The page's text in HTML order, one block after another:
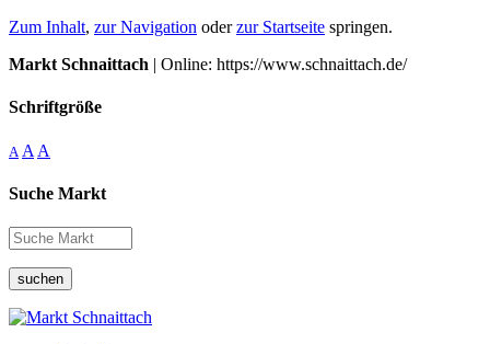
Zum Inhalt, zur Navigation oderzur Startseite springen.
Markt Schnaittach | Online: https://www.schnaittach.de/
Schriftgröße
A A A
Suche Markt
suchen